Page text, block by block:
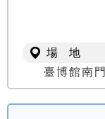
場 地
臺博館南